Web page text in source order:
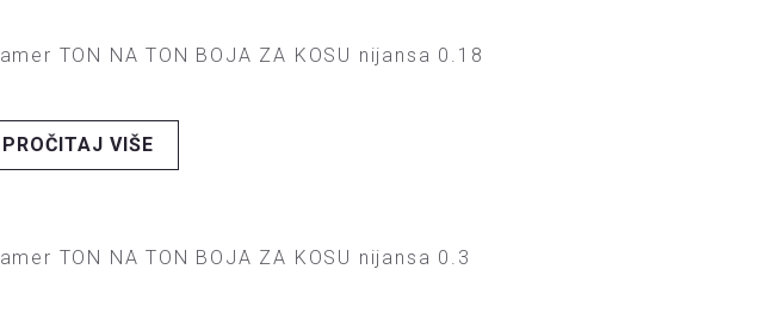
TON NA TON BOJA ZA KOSU nijansa 0.18
PROČITAJ VIŠE
TON NA TON BOJA ZA KOSU nijansa 0.3